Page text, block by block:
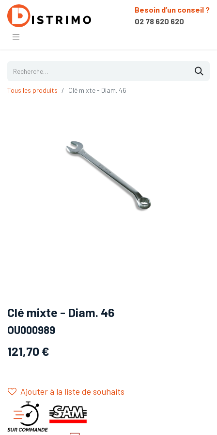
Besoin d’un conseil ?
02 78 620 620
Tous les produits Clé mixte - Diam. 46
Clé mixte - Diam. 46
OU000989
121,70 €
Ajouter à la liste de souhaits